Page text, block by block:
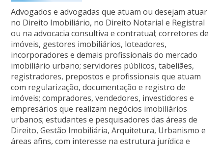
Advogados e advogadas que atuam ou desejam atuar
no Direito Imobiliário, no Direito Notarial e Registral
ou na advocacia consultiva e contratual; corretores de
imóveis, gestores imobiliários, loteadores,
incorporadores e demais profissionais do mercado
imobiliário urbano; servidores públicos, tabeliães,
registradores, prepostos e profissionais que atuam
com regularização, documentação e registro de
imóveis; compradores, vendedores, investidores e
empresários que realizam negócios imobiliários
urbanos; estudantes e pesquisadores das áreas de
Direito, Gestão Imobiliária, Arquitetura, Urbanismo e
áreas afins, com interesse na estrutura jurídica e